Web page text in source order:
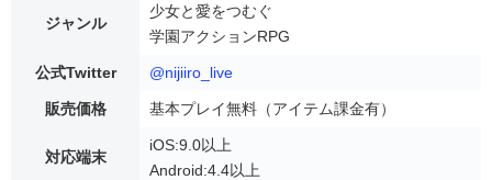
ジャンル
少女と愛をつむぐ
学園アクションRPG
公式Twitter @nijiiro_live
販売価格 基本プレイ無料（アイテム課金有）
対応端末
iOS:9.0以上
Android:4.4以上